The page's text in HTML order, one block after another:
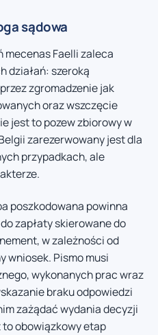
sądowa
Faelli zaleca
działań: szeroką
zgromadzenie jak
oraz wszczęcie
jest to pozew zbiorowy w
zarezerwowany jest dla
przypadkach, ale
poszkodowana powinna
zapłaty skierowane do
w zależności od
Pismo musi
wykonanych prac wraz
braku odpowiedzi
zażądać wydania decyzji
obowiązkowy etap